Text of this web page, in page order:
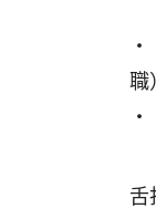
職）
舌